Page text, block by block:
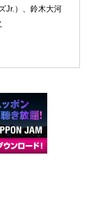
Jr.）、鈴木大河